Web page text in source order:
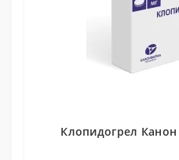
Клопидогрел